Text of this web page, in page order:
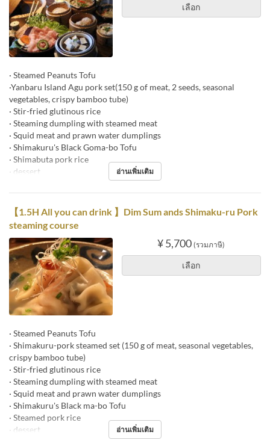
เลือก
· Steamed Peanuts Tofu
·Yanbaru Island Agu pork set(150 g of meat, 2 seeds, seasonal
vegetables, crispy bamboo tube)
· Stir-fried glutinous rice
· Steaming dumpling with steamed meat
· Squid meat and prawn water dumplings
· Shimakuru's Black Goma-bo Tofu
· Shimabuta pork rice
· dessert
อ่านเพิ่มเติม
【1.5H All you can drink 】Dim Sum ands Shimaku-ru Pork
steaming course
¥ 5,700 (รวมภาษี)
เลือก
· Steamed Peanuts Tofu
· Shimakuru-pork steamed set (150 g of meat, seasonal vegetables,
crispy bamboo tube)
· Stir-fried glutinous rice
· Steaming dumpling with steamed meat
· Squid meat and prawn water dumplings
· Shimakuru's Black ma-bo Tofu
· Steamed pork rice
· dessert
อ่านเพิ่มเติม